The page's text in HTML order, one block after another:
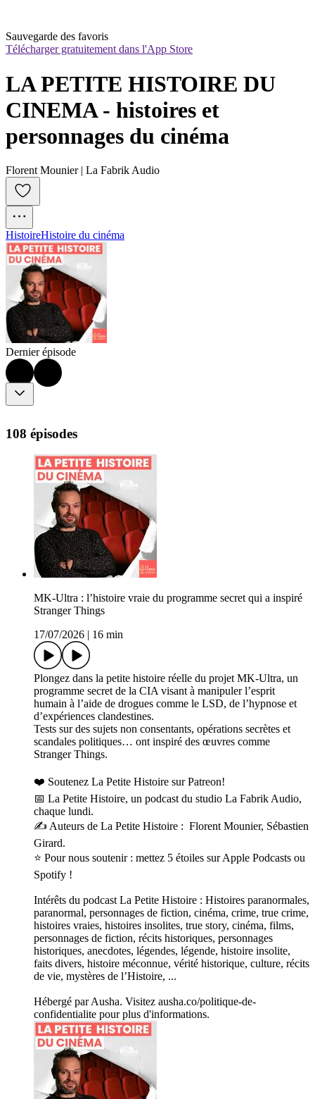
Sauvegarde des favoris
Télécharger gratuitement dans l'App Store
LA PETITE HISTOIRE DU
CINEMA - histoires et
personnages du cinéma
Florent Mounier | La Fabrik Audio
HistoireHistoire du cinéma
Dernier épisode
108 épisodes
MK-Ultra : l’histoire vraie du programme secret qui a inspiré
Stranger Things
17/07/2026
16 min
Plongez dans la petite histoire réelle du projet MK-Ultra, un
programme secret de la CIA visant à manipuler l’esprit
humain à l’aide de drogues comme le LSD, de l’hypnose et
d’expériences clandestines.
Tests sur des sujets non consentants, opérations secrètes et
scandales politiques… ont inspiré des œuvres comme
Stranger Things.
❤️ Soutenez La Petite Histoire sur Patreon!
📅 La Petite Histoire, un podcast du studio La Fabrik Audio,
chaque lundi.
✍️ Auteurs de La Petite Histoire : Florent Mounier, Sébastien
Girard.
⭐ Pour nous soutenir : mettez 5 étoiles sur Apple Podcasts ou
Spotify !
Intérêts du podcast La Petite Histoire : Histoires paranormales,
paranormal, personnages de fiction, cinéma, crime, true crime,
histoires vraies, histoires insolites, true story, cinéma, films,
personnages de fiction, récits historiques, personnages
historiques, anecdotes, légendes, légende, histoire insolite,
faits divers, histoire méconnue, vérité historique, culture, récits
de vie, mystères de l’Histoire, ...
Hébergé par Ausha. Visitez ausha.co/politique-de-
confidentialite pour plus d'informations.